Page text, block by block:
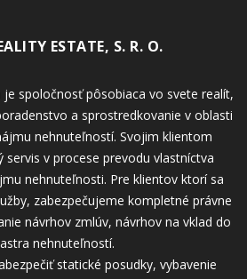
ESTATE, S. R. O.
je spoločnosť pôsobiaca vo svete realít,
a sprostredkovanie v oblasti
nehnuteľností. Svojim klientom
v procese prevodu vlastníctva
nehnuteľnosti. Pre klientov ktorí sa
zabezpečujeme kompletné právne
návrhov zmlúv, návrhov na vklad do
nehnuteľností.
statické posudky, vybavenie